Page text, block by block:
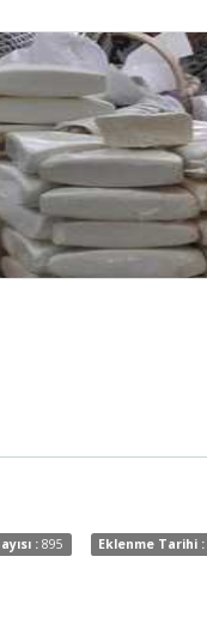
: 895 Eklenme Tarihi :